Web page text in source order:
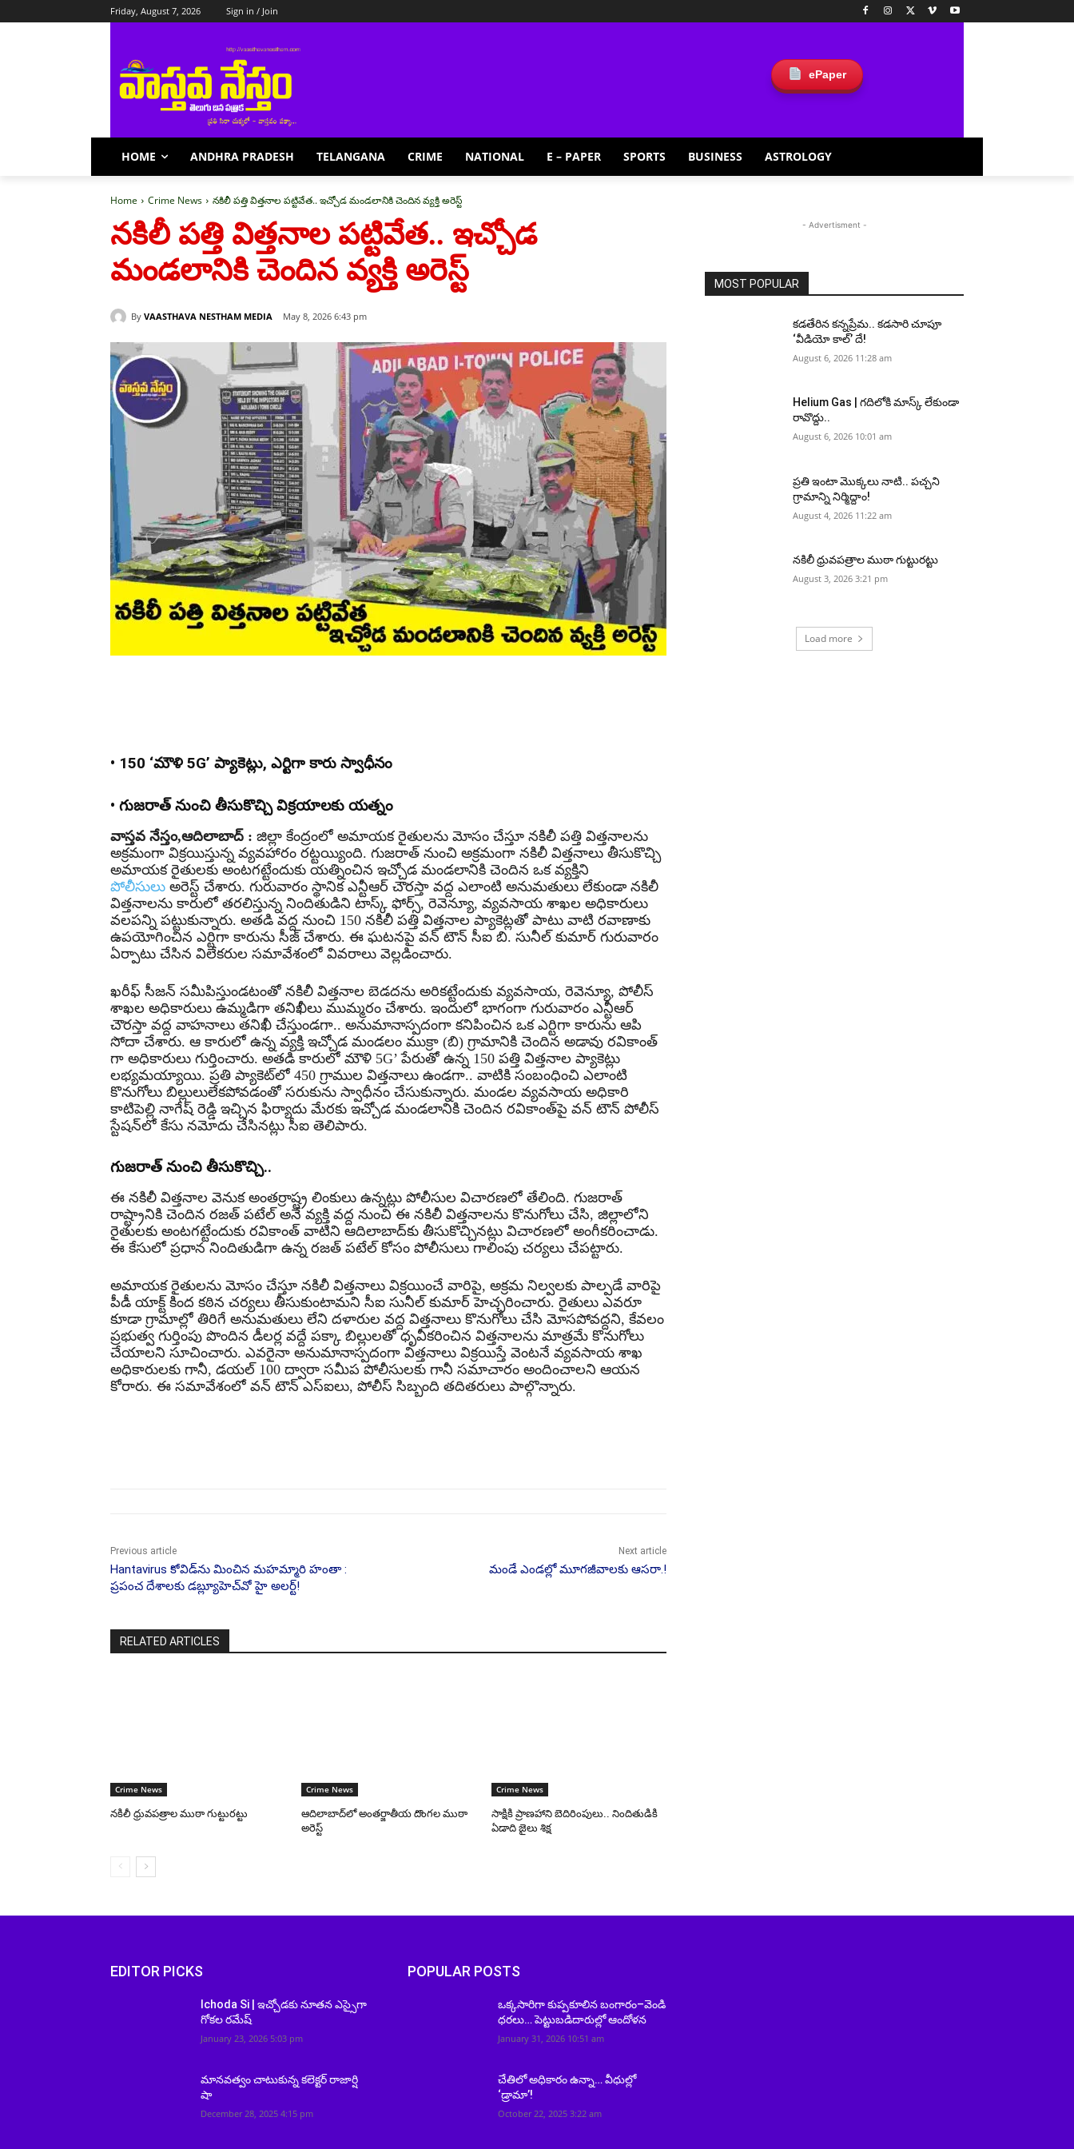
Friday, August 7, 2026 Sign in / Join
ePaper
HOME ANDHRA PRADESH TELANGANA CRIME NATIONAL E – PAPER SPORTS BUSINESS ASTROLOGY
Home Crime News నకిలీ పత్తి విత్తనాల పట్టివేత.. ఇచ్చోడ మండలానికి చెందిన వ్యక్తి అరెస్ట్
నకిలీ పత్తి విత్తనాల పట్టివేత.. ఇచ్చోడ
మండలానికి చెందిన వ్యక్తి అరెస్ట్
By VAASTHAVA NESTHAM MEDIA May 8, 2026 6:43 pm
• 150 ‘మౌళి 5G’ ప్యాకెట్లు, ఎర్టిగా కారు స్వాధీనం
• గుజరాత్ నుంచి తీసుకొచ్చి విక్రయాలకు యత్నం
వాస్తవ నేస్తం,ఆదిలాబాద్ : జిల్లా కేంద్రంలో అమాయక రైతులను మోసం చేస్తూ నకిలీ పత్తి విత్తనాలను
అక్రమంగా విక్రయిస్తున్న వ్యవహారం రట్టయ్యింది. గుజరాత్ నుంచి అక్రమంగా నకిలీ విత్తనాలు తీసుకొచ్చి
అమాయక రైతులకు అంటగట్టేందుకు యత్నించిన ఇచ్చోడ మండలానికి చెందిన ఒక వ్యక్తిని
పోలీసులు అరెస్ట్ చేశారు. గురువారం స్థానిక ఎన్టీఆర్ చౌరస్తా వద్ద ఎలాంటి అనుమతులు లేకుండా నకిలీ
విత్తనాలను కారులో తరలిస్తున్న నిందితుడిని టాస్క్ ఫోర్స్, రెవెన్యూ, వ్యవసాయ శాఖల అధికారులు
వలపన్ని పట్టుకున్నారు. అతడి వద్ద నుంచి 150 నకిలీ పత్తి విత్తనాల ప్యాకెట్లతో పాటు వాటి రవాణాకు
ఉపయోగించిన ఎర్టిగా కారును సీజ్ చేశారు. ఈ ఘటనపై వన్ టౌన్ సీఐ బి. సునీల్ కుమార్ గురువారం
ఏర్పాటు చేసిన విలేకరుల సమావేశంలో వివరాలు వెల్లడించారు.
ఖరీఫ్ సీజన్ సమీపిస్తుండటంతో నకిలీ విత్తనాల బెడదను అరికట్టేందుకు వ్యవసాయ, రెవెన్యూ, పోలీస్
శాఖల అధికారులు ఉమ్మడిగా తనిఖీలు ముమ్మరం చేశారు. ఇందులో భాగంగా గురువారం ఎన్టీఆర్
చౌరస్తా వద్ద వాహనాలు తనిఖీ చేస్తుండగా.. అనుమానాస్పదంగా కనిపించిన ఒక ఎర్టిగా కారును ఆపి
సోదా చేశారు. ఆ కారులో ఉన్న వ్యక్తి ఇచ్చోడ మండలం ముక్రా (బి) గ్రామానికి చెందిన అడావు రవికాంత్
గా అధికారులు గుర్తించారు. అతడి కారులో మౌళి 5G’ పేరుతో ఉన్న 150 పత్తి విత్తనాల ప్యాకెట్లు
లభ్యమయ్యాయి. ప్రతి ప్యాకెట్‌లో 450 గ్రాముల విత్తనాలు ఉండగా.. వాటికి సంబంధించి ఎలాంటి
కొనుగోలు బిల్లులులేకపోవడంతో సరుకును స్వాధీనం చేసుకున్నారు. మండల వ్యవసాయ అధికారి
కాటిపెల్లి నాగేష్ రెడ్డి ఇచ్చిన ఫిర్యాదు మేరకు ఇచ్చోడ మండలానికి చెందిన రవికాంత్‌పై వన్ టౌన్ పోలీస్
స్టేషన్‌లో కేసు నమోదు చేసినట్లు సీఐ తెలిపారు.
గుజరాత్ నుంచి తీసుకొచ్చి..
ఈ నకిలీ విత్తనాల వెనుక అంతర్రాష్ట్ర లింకులు ఉన్నట్లు పోలీసుల విచారణలో తేలింది. గుజరాత్
రాష్ట్రానికి చెందిన రజత్ పటేల్ అనే వ్యక్తి వద్ద నుంచి ఈ నకిలీ విత్తనాలను కొనుగోలు చేసి, జిల్లాలోని
రైతులకు అంటగట్టేందుకు రవికాంత్ వాటిని ఆదిలాబాద్‌కు తీసుకొచ్చినట్లు విచారణలో అంగీకరించాడు.
ఈ కేసులో ప్రధాన నిందితుడిగా ఉన్న రజత్ పటేల్ కోసం పోలీసులు గాలింపు చర్యలు చేపట్టారు.
అమాయక రైతులను మోసం చేస్తూ నకిలీ విత్తనాలు విక్రయించే వారిపై, అక్రమ నిల్వలకు పాల్పడే వారిపై
పీడీ యాక్ట్ కింద కఠిన చర్యలు తీసుకుంటామని సీఐ సునీల్ కుమార్ హెచ్చరించారు. రైతులు ఎవరూ
కూడా గ్రామాల్లో తిరిగే అనుమతులు లేని దళారుల వద్ద విత్తనాలు కొనుగోలు చేసి మోసపోవద్దని, కేవలం
ప్రభుత్వ గుర్తింపు పొందిన డీలర్ల వద్దే పక్కా బిల్లులతో ధృవీకరించిన విత్తనాలను మాత్రమే కొనుగోలు
చేయాలని సూచించారు. ఎవరైనా అనుమానాస్పదంగా విత్తనాలు విక్రయిస్తే వెంటనే వ్యవసాయ శాఖ
అధికారులకు గానీ, డయల్ 100 ద్వారా సమీప పోలీసులకు గానీ సమాచారం అందించాలని ఆయన
కోరారు. ఈ సమావేశంలో వన్ టౌన్ ఎస్ఐలు, పోలీస్ సిబ్బంది తదితరులు పాల్గొన్నారు.
Previous article
Hantavirus కోవిడ్‌ను మించిన మహమ్మారి హంతా :
ప్రపంచ దేశాలకు డబ్ల్యూహెచ్‌వో హై అలర్ట్!
Next article
మండే ఎండల్లో మూగజీవాలకు ఆసరా.!
RELATED ARTICLES
Crime News
నకిలీ ధ్రువపత్రాల ముఠా గుట్టురట్టు
Crime News
ఆదిలాబాద్‌లో అంతర్జాతీయ దొంగల ముఠా
అరెస్ట్
Crime News
సాక్షికి ప్రాణహాని బెదిరింపులు.. నిందితుడికి
ఏడాది జైలు శిక్ష
- Advertisment -
MOST POPULAR
కడతేరిన కన్నప్రేమ.. కడసారి చూపూ
‘వీడియో కాల్’ దే!
August 6, 2026 11:28 am
Helium Gas | గదిలోకి మాస్క్ లేకుండా
రావొద్దు..
August 6, 2026 10:01 am
ప్రతి ఇంటా మొక్కలు నాటి.. పచ్చని
గ్రామాన్ని నిర్మిద్దాం!
August 4, 2026 11:22 am
నకిలీ ధ్రువపత్రాల ముఠా గుట్టురట్టు
August 3, 2026 3:21 pm
Load more
EDITOR PICKS
Ichoda Si | ఇచ్చోడకు నూతన ఎస్సైగా
గోకల రమేష్
January 23, 2026 5:03 pm
మానవత్వం చాటుకున్న కలెక్టర్ రాజార్షి
షా
December 28, 2025 4:15 pm
POPULAR POSTS
ఒక్కసారిగా కుప్పకూలిన బంగారం–వెండి
ధరలు… పెట్టుబడిదారుల్లో ఆందోళన
January 31, 2026 10:51 am
చేతిలో అధికారం ఉన్నా… వీధుల్లో
‘డ్రామా’!️
October 22, 2025 3:22 am